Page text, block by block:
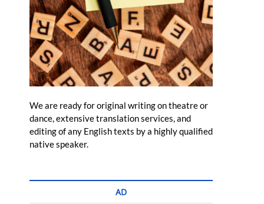
We are ready for original writing on theatre or
dance, extensive translation services, and
editing of any English texts by a highly qualified
native speaker.
AD